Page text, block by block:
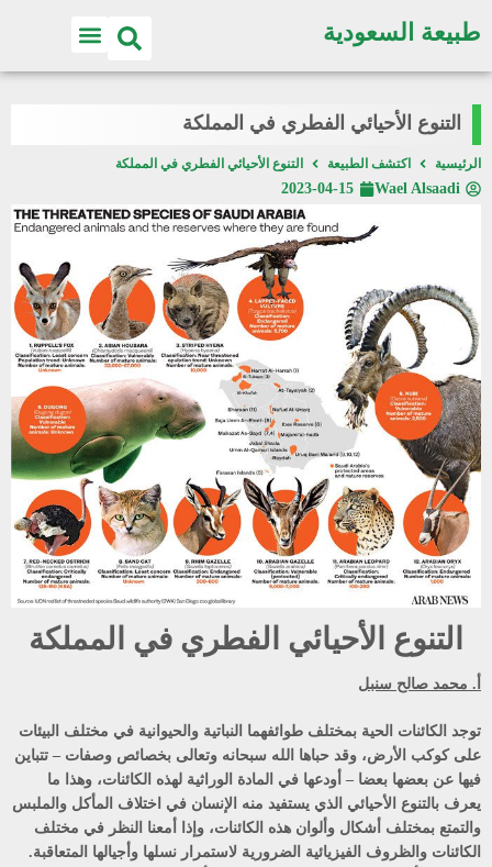
طبيعة السعودية
التنوع الأحيائي الفطري في المملكة
الرئيسية اكتشف الطبيعة التنوع الأحيائي الفطري في المملكة
Wael Alsaadi
2023-04-15
التنوع الأحيائي الفطري في المملكة
أ. محمد صالح سنبل
توجد الكائنات الحية بمختلف طوائفهما النباتية والحيوانية في مختلف البيئات
على كوكب الأرض، وقد حباها الله سبحانه وتعالى بخصائص وصفات – تتباين
فيها عن بعضها بعضا – أودعها في المادة الوراثية لهذه الكائنات، وهذا ما
يعرف بالتنوع الأحيائي الذي يستفيد منه الإنسان في اختلاف المأكل والملبس
والتمتع بمختلف أشكال وألوان هذه الكائنات، وإذا أمعنا النظر في مختلف
الكائنات والظروف الفيزيائية الضرورية لاستمرار نسلها وأجيالها المتعاقبة.